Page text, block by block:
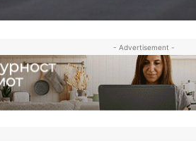
- Advertisement -